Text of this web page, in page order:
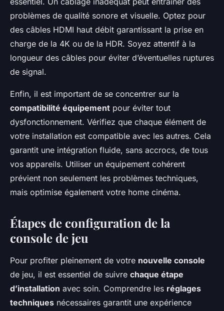
problèmes de qualité sonore et visuelle. Optez pour
des câbles HDMI haut débit garantissant la prise en
charge de la 4K ou de la HDR. Soyez attentif à la
longueur des câbles pour éviter d’éventuelles ruptures
de signal.
Enfin, il est important de se concentrer sur la
compatibilité équipement pour éviter tout
dysfonctionnement. Vérifiez que chaque élément de
votre installation est compatible avec les autres. Cela
garantit une intégration fluide, sans accrocs, de tous
vos appareils. Utiliser un équipement cohérent
prévient non seulement les problèmes techniques,
mais optimise également votre home cinéma.
Étapes de configuration de la
console de jeu
Pour profiter pleinement de votre nouvelle console
de jeu, il est essentiel de suivre chaque étape
d’installation avec soin. Comprendre les réglages
techniques nécessaires garantit une expérience